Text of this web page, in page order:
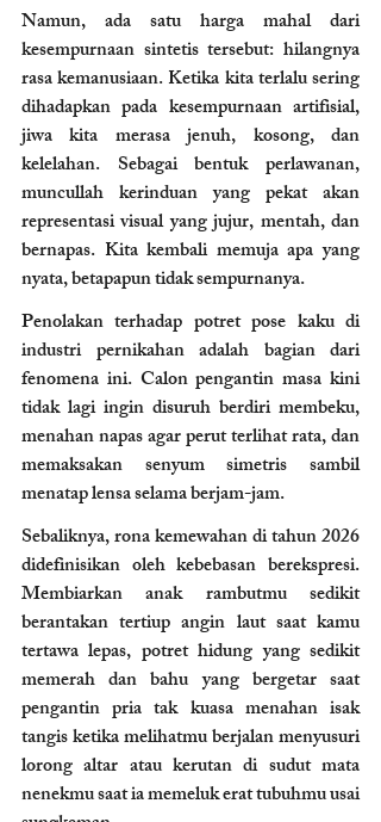
Namun, ada satu harga mahal dari
kesempurnaan sintetis tersebut: hilangnya
rasa kemanusiaan. Ketika kita terlalu sering
dihadapkan pada kesempurnaan artifisial,
jiwa kita merasa jenuh, kosong, dan
kelelahan. Sebagai bentuk perlawanan,
muncullah kerinduan yang pekat akan
representasi visual yang jujur, mentah, dan
bernapas. Kita kembali memuja apa yang
nyata, betapapun tidak sempurnanya.
Penolakan terhadap potret pose kaku di
industri pernikahan adalah bagian dari
fenomena ini. Calon pengantin masa kini
tidak lagi ingin disuruh berdiri membeku,
menahan napas agar perut terlihat rata, dan
memaksakan senyum simetris sambil
menatap lensa selama berjam-jam.
Sebaliknya, rona kemewahan di tahun 2026
didefinisikan oleh kebebasan berekspresi.
Membiarkan anak rambutmu sedikit
berantakan tertiup angin laut saat kamu
tertawa lepas, potret hidung yang sedikit
memerah dan bahu yang bergetar saat
pengantin pria tak kuasa menahan isak
tangis ketika melihatmu berjalan menyusuri
lorong altar atau kerutan di sudut mata
nenekmu saat ia memeluk erat tubuhmu usai